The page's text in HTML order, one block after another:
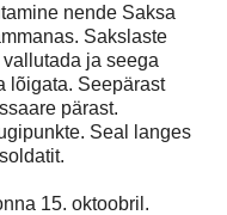
nende Saksa
Sakslaste
ja seega
lõigata. Seepärast
pärast.
Seal langes
15. oktoobril.